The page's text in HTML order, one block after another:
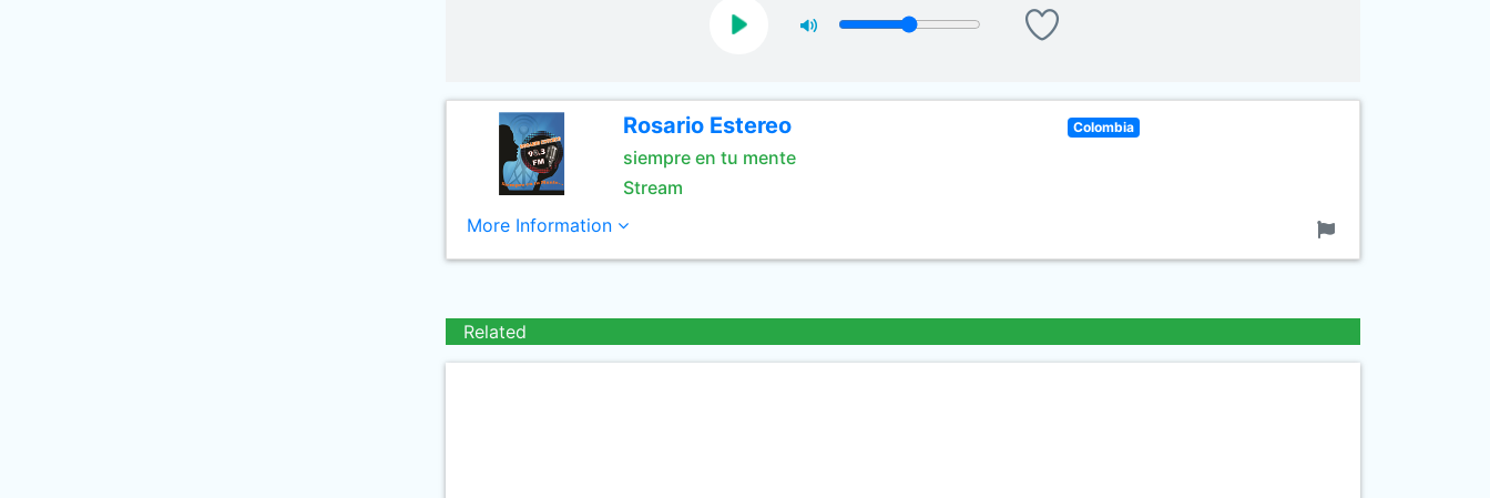
Rosario Estereo
siempre en tu mente
Stream
Colombia
More Information
Related